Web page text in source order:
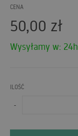
CENA
50,00 zł
Wysyłamy w: 24h
ILOŚĆ
-